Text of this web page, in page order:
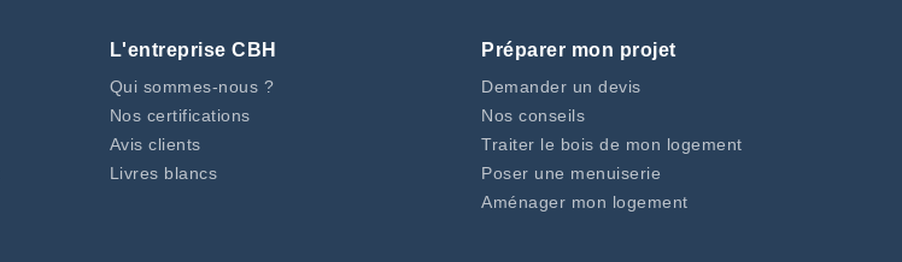
L'entreprise CBH
Qui sommes-nous ?
Nos certifications
Avis clients
Livres blancs
Préparer mon projet
Demander un devis
Nos conseils
Traiter le bois de mon logement
Poser une menuiserie
Aménager mon logement